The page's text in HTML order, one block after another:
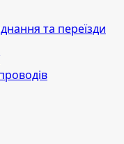
та переїзди